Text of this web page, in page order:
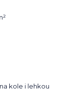
kole i lehkou